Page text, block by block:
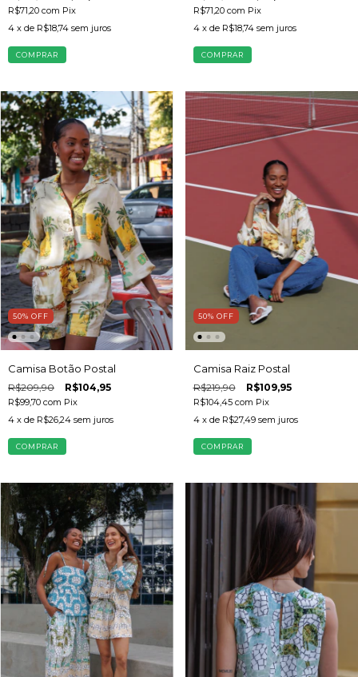
R$71,20 com Pix
4 x de R$18,74 sem juros
COMPRAR
R$71,20 com Pix
4 x de R$18,74 sem juros
COMPRAR
50% OFF
Camisa Botão Postal
R$209,90 R$104,95
R$99,70 com Pix
4 x de R$26,24 sem juros
COMPRAR
50% OFF
Camisa Raiz Postal
R$219,90 R$109,95
R$104,45 com Pix
4 x de R$27,49 sem juros
COMPRAR